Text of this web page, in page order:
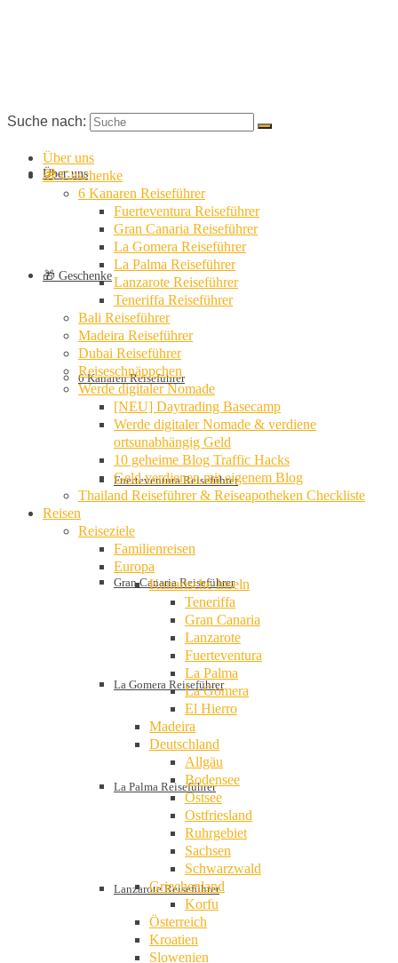
Über uns
🎁 Geschenke
6 Kanaren Reiseführer
Fuerteventura Reiseführer
Gran Canaria Reiseführer
La Gomera Reiseführer
La Palma Reiseführer
Lanzarote Reiseführer
Suche nach:
Über uns
🎁 Geschenke
6 Kanaren Reiseführer
Fuerteventura Reiseführer
Gran Canaria Reiseführer
La Gomera Reiseführer
La Palma Reiseführer
Lanzarote Reiseführer
Teneriffa Reiseführer
Bali Reiseführer
Madeira Reiseführer
Dubai Reiseführer
Reiseschnäppchen
Werde digitaler Nomade
[NEU] Daytrading Basecamp
Werde digitaler Nomade & verdiene
ortsunabhängig Geld
10 geheime Blog Traffic Hacks
Geld verdienen mit eigenem Blog
Thailand Reiseführer & Reiseapotheken Checkliste
Reisen
Reiseziele
Familienreisen
Europa
Kanarische Inseln
Teneriffa
Gran Canaria
Lanzarote
Fuerteventura
La Palma
La Gomera
El Hierro
Madeira
Deutschland
Allgäu
Bodensee
Ostsee
Ostfriesland
Ruhrgebiet
Sachsen
Schwarzwald
Griechenland
Korfu
Österreich
Kroatien
Slowenien